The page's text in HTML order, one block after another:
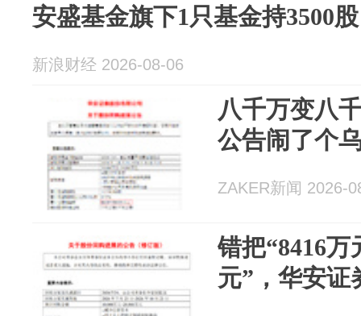
安盛基金旗下1只基金持3500
新浪财经 2026-08-06
八千万变八
公告闹了个
ZAKER新闻 2026-
错把“8416万
元”，华安证